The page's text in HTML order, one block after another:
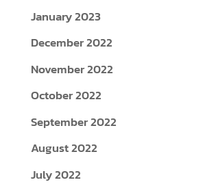
January 2023
December 2022
November 2022
October 2022
September 2022
August 2022
July 2022